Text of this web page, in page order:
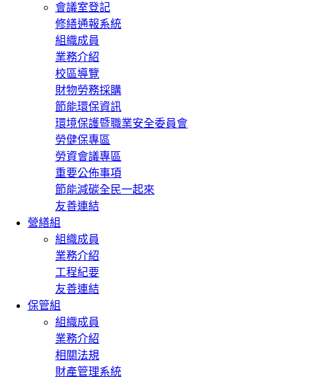
會議室登記
修繕通報系統
組織成員
業務介紹
校區導覽
財物勞務採購
節能環保資訊
環境保護暨職業安全委員會
勞健保專區
勞資會議專區
重要公佈事項
節能減碳全民一起來
友善連結
營繕組
組織成員
業務介紹
工程紀要
友善連結
保管組
組織成員
業務介紹
相關法規
財產管理系統